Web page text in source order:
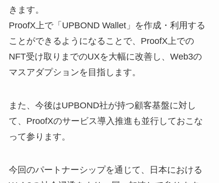
きます。
ProofX上で「UPBOND Wallet」を作成・利用する
ことができるようになることで、ProofX上での
NFT受け取りまでのUXを大幅に改善し、Web3の
マスアダプションを目指します。
また、今後はUPBOND社が持つ顧客基盤に対し
て、ProofXのサービス導入推進も並行しておこな
って参ります。
今回のパートナーシップを通じて、日本における